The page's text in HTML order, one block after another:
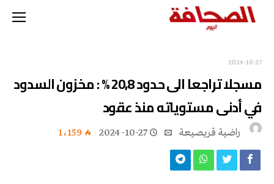
2024-10-27
مسجلا تراجعا الى حدود 20,8 % : مخزون السدود
في أدنى مستوياته منذ عقود
راضية قريصيعة 2024-10-27 1٬159